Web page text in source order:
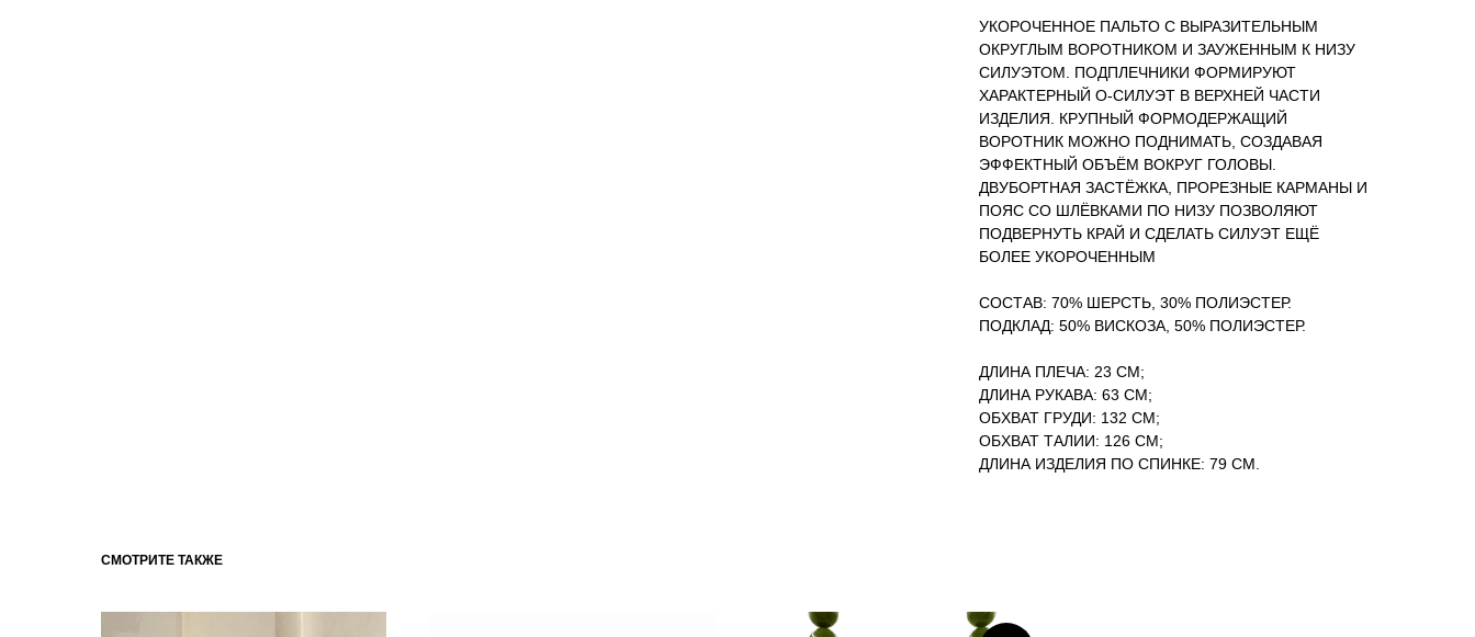
УКОРОЧЕННОЕ ПАЛЬТО С ВЫРАЗИТЕЛЬНЫМ
ОКРУГЛЫМ ВОРОТНИКОМ И ЗАУЖЕННЫМ К НИЗУ
СИЛУЭТОМ. ПОДПЛЕЧНИКИ ФОРМИРУЮТ
ХАРАКТЕРНЫЙ О-СИЛУЭТ В ВЕРХНЕЙ ЧАСТИ
ИЗДЕЛИЯ. КРУПНЫЙ ФОРМОДЕРЖАЩИЙ
ВОРОТНИК МОЖНО ПОДНИМАТЬ, СОЗДАВАЯ
ЭФФЕКТНЫЙ ОБЪЁМ ВОКРУГ ГОЛОВЫ.
ДВУБОРТНАЯ ЗАСТЁЖКА, ПРОРЕЗНЫЕ КАРМАНЫ И
ПОЯС СО ШЛЁВКАМИ ПО НИЗУ ПОЗВОЛЯЮТ
ПОДВЕРНУТЬ КРАЙ И СДЕЛАТЬ СИЛУЭТ ЕЩЁ
БОЛЕЕ УКОРОЧЕННЫМ
СОСТАВ: 70% ШЕРСТЬ, 30% ПОЛИЭСТЕР.
ПОДКЛАД: 50% ВИСКОЗА, 50% ПОЛИЭСТЕР.
ДЛИНА ПЛЕЧА: 23 СМ;
ДЛИНА РУКАВА: 63 СМ;
ОБХВАТ ГРУДИ: 132 СМ;
ОБХВАТ ТАЛИИ: 126 СМ;
ДЛИНА ИЗДЕЛИЯ ПО СПИНКЕ: 79 СМ.
СМОТРИТЕ ТАКЖЕ